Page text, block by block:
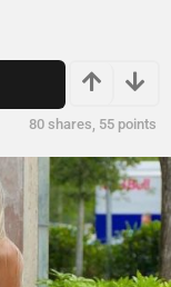
80 shares, 55 points